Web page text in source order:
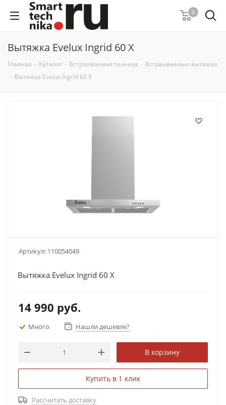
0
Вытяжка Evelux Ingrid 60 X
Главная - Каталог - Встраиваемая техника - Встраиваемые вытяжки
- Вытяжка Evelux Ingrid 60 X
Артикул: 110054049
Вытяжка Evelux Ingrid 60 X
14 990 руб.
Много Нашли дешевле?
В корзину
Купить в 1 клик
Рассчитать доставку